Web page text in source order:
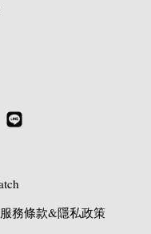
服務條款&隱私政策